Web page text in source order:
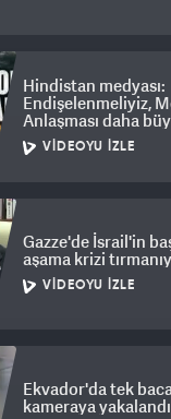
Hindistan medyası:
Endişelenmeliyiz,
Anlaşması daha
habercisi
VIDEOYU İZLE
Gazze'de İsrail'in
aşama krizi
VIDEOYU İZLE
Ekvador'da tek
kameraya yakalandı